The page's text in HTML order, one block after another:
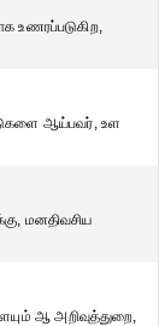
உணரப்படுகிற,
ஆய்பவர், உள
மனதிவசிய
ஆ அறிவுத்துறை,